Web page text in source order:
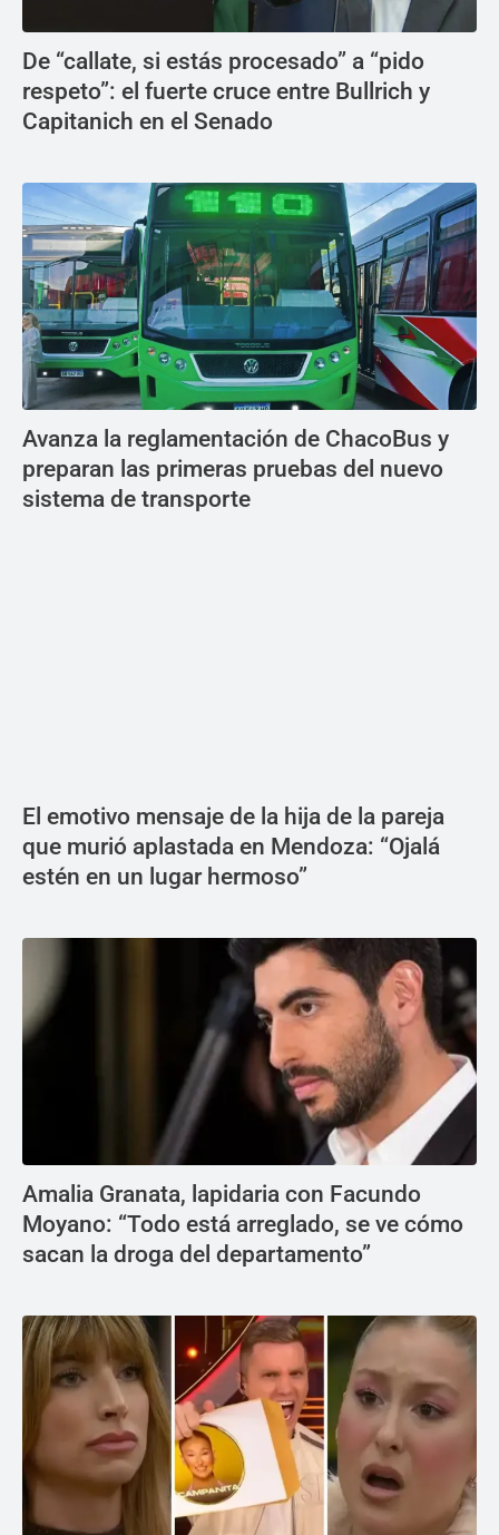
De “callate, si estás procesado” a “pido
respeto”: el fuerte cruce entre Bullrich y
Capitanich en el Senado
Avanza la reglamentación de ChacoBus y
preparan las primeras pruebas del nuevo
sistema de transporte
El emotivo mensaje de la hija de la pareja
que murió aplastada en Mendoza: “Ojalá
estén en un lugar hermoso”
Amalia Granata, lapidaria con Facundo
Moyano: “Todo está arreglado, se ve cómo
sacan la droga del departamento”